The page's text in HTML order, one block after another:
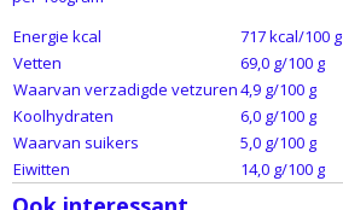
Energie kcal
717 kcal/100 g
Vetten
69,0 g/100 g
Waarvan verzadigde vetzuren4,9 g/100 g
Koolhydraten
6,0 g/100 g
Waarvan suikers
5,0 g/100 g
Eiwitten
14,0 g/100 g